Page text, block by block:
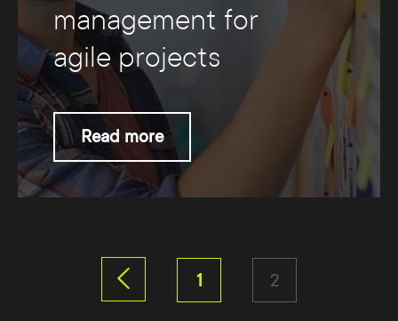
management for
agile projects
Read more
1 2